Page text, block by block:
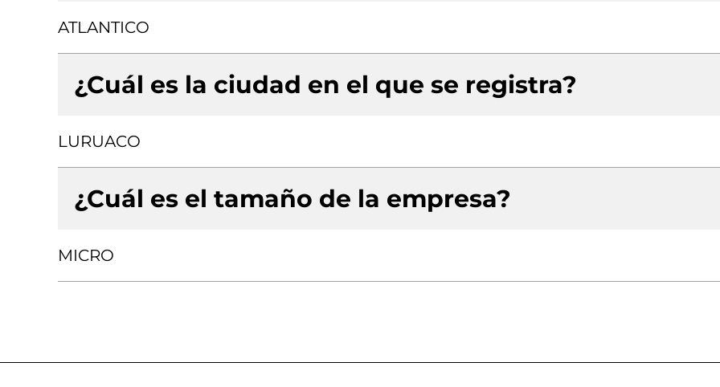
ATLANTICO
¿Cuál es la ciudad en el que se registra?
LURUACO
¿Cuál es el tamaño de la empresa?
MICRO